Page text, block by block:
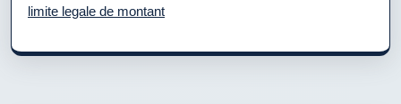
limite legale de montant